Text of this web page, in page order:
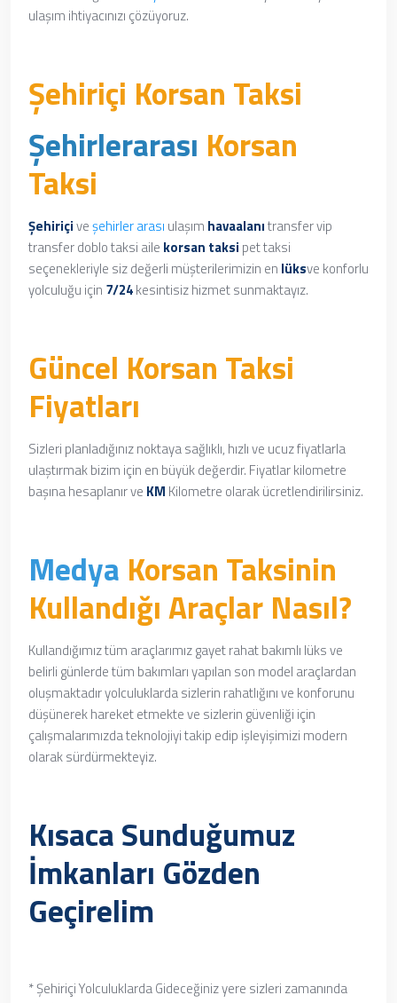
ulaşım ihtiyacınızı çözüyoruz.
Şehiriçi Korsan Taksi
Şehirlerarası Korsan
Taksi
Şehiriçiveşehirler arası ulaşım havaalanıtransfer vip
transfer doblo taksi aile korsan taksi pet taksi
seçenekleriyle siz değerli müşterilerimizin en lüksve konforlu
yolculuğu için 7/24kesintisiz hizmet sunmaktayız.
Güncel Korsan Taksi
Fiyatları
Sizleri planladığınız noktaya sağlıklı, hızlı ve ucuz fiyatlarla
ulaştırmak bizim için en büyük değerdir. Fiyatlar kilometre
başına hesaplanır ve KM Kilometre olarak ücretlendirilirsiniz.
Medya Korsan Taksinin
Kullandığı Araçlar Nasıl?
Kullandığımız tüm araçlarımızgayet rahatbakımlı lüks ve
belirli günlerde tüm bakımları yapılan son model araçlardan
oluşmaktadır yolculuklarda sizlerin rahatlığını ve konforunu
düşünerek hareket etmekte ve sizlerin güvenliği için
çalışmalarımızda teknolojiyi takip edip işleyişimizi modern
olarak sürdürmekteyiz.
Kısaca Sunduğumuz
İmkanları Gözden
Geçirelim
* Şehiriçi Yolculuklarda Gideceğiniz yere sizleri zamanında